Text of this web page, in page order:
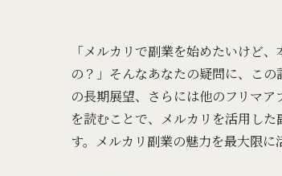
「メルカリで副業を始めたいけど
の？」そんなあなたの疑問に、こ
の長期展望、さらには他のフリマ
を読むことで、メルカリを活用し
す。メルカリ副業の魅力を最大限に